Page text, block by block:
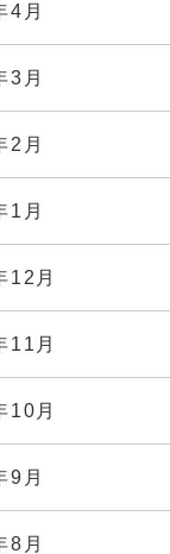
4月
3月
2月
1月
12月
11月
10月
9月
8月